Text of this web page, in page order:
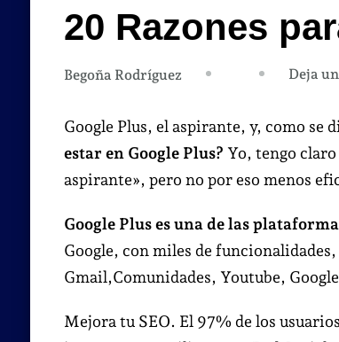
20 Razones
Begoña Rodríguez Deja
Google Plus, el aspirante, y, como se
estar en Google Plus? Yo, tengo
aspirante», pero no por eso menos
Google Plus es una de las
Google, con miles de funcionalidades,
Gmail,Comunidades, Youtube,
Mejora tu SEO. El 97% de los